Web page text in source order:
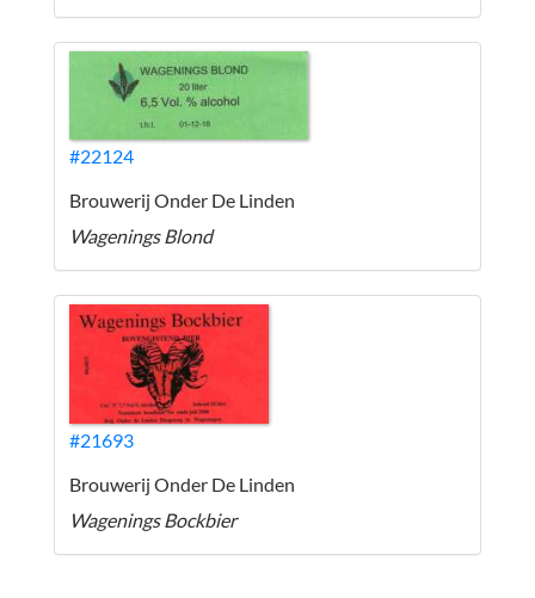
#22124
Brouwerij Onder De Linden
Wagenings Blond
#21693
Brouwerij Onder De Linden
Wagenings Bockbier